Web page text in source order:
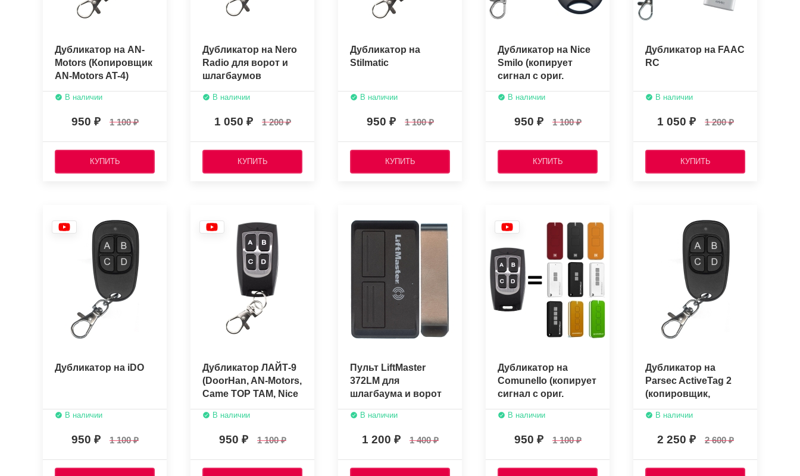
Дубликатор на AN-
Motors (Копировщик
AN-Motors AT-4)
В наличии
950 1 100
КУПИТЬ
Дубликатор на Nero
Radio для ворот и
шлагбаумов
434,42МГц
В наличии
1 050 1 200
КУПИТЬ
Дубликатор на
Stilmatic
В наличии
950 1 100
КУПИТЬ
Дубликатор на Nice
Smilo (копирует
сигнал с ориг.
пульта)
В наличии
950 1 100
КУПИТЬ
Дубликатор на FAAC
RC
В наличии
1 050 1 200
КУПИТЬ
Дубликатор на iDO
В наличии
950 1 100
Дубликатор ЛАЙТ-9
(DoorHan, AN-Motors,
Came TOP TAM, Nice
Flo FlorS ONE INTI
Smilo, GSN)
В наличии
950 1 100
Пульт LiftMaster
372LM для
шлагбаума и ворот
В наличии
1 200 1 400
Дубликатор на
Comunello (копирует
сигнал с ориг.
брелока)
В наличии
950 1 100
Дубликатор на
Parsec ActiveTag 2
(копировщик,
частота 2,45 ГГц)
В наличии
2 250 2 600